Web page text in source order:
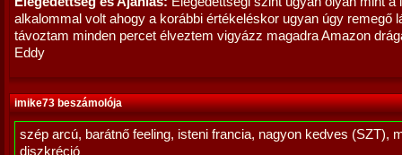
alkalommal volt ahogy a korábbi értékeléskor ugyan úgy remegő
távoztam minden percet élveztem vigyázz magadra Amazon
Eddy
imike73 beszámolója
szép arcú, barátnő feeling, isteni francia, nagyon kedves (SZT),
diszkréció